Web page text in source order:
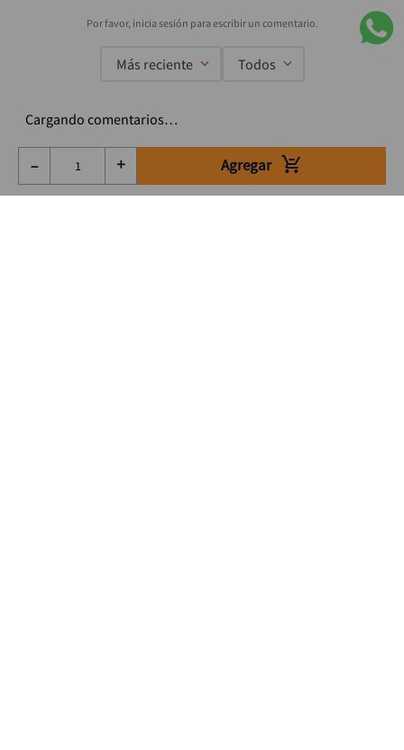
＋
－ Agregar
Más reciente Todos
Cargando comentarios…